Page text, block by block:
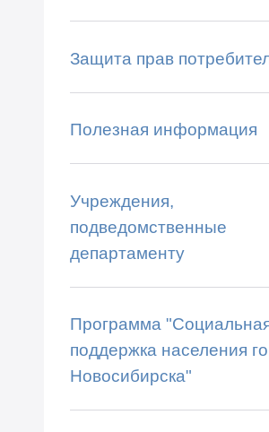
Защита прав
Полезная информация
Учреждения,
подведомственные
департаменту
Программа
поддержка населения
Новосибирска"